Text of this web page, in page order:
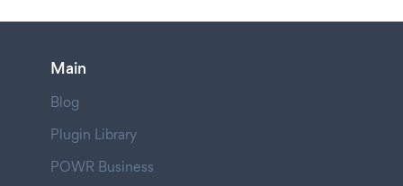
Main
Blog
Plugin Library
POWR Business